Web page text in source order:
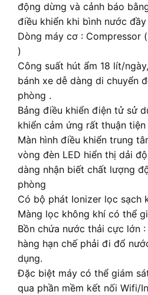
động dừng và cảnh báo
điều khiển khi bình nước đầy
Dòng máy cơ : Compressor
)
Công suất hút ẩm 18 lít/
bánh xe dễ dàng di chuyển
phòng .
Bảng điều khiển điện tử sử
khiển cảm ứng rất thuận
Màn hình điều khiển trung
vòng đèn LED hiển thị dải
dàng nhận biết chất lượng
phòng
Có bộ phát Ionizer lọc sạch
Màng lọc không khí có thể
Bồn chứa nước thải cực lớn
hàng hạn chế phải đi đổ
dụng.
Đặc biệt máy có thể giám
qua phần mềm kết nối Wifi/